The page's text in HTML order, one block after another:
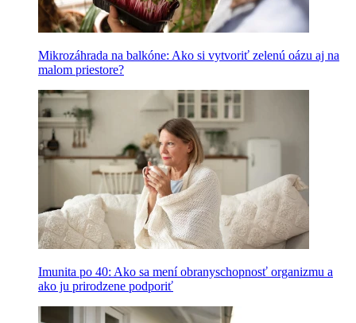
Mikrozáhrada na balkóne: Ako si vytvoriť zelenú oázu aj na
malom priestore?
Imunita po 40: Ako sa mení obranyschopnosť organizmu a
ako ju prirodzene podporiť